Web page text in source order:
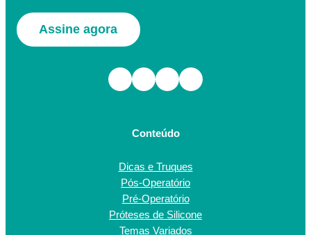
Assine agora
Facebook Instagram TikTok Youtube
Conteúdo
Dicas e Truques
Pós-Operatório
Pré-Operatório
Próteses de Silicone
Temas Variados